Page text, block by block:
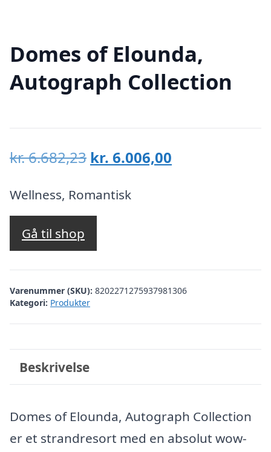
Domes of Elounda,
Autograph Collection
kr.6.682,23 Den
pris
var:
kr. 6.006,00
Wellness, Romantisk
Gå til shop
Varenummer (SKU): 8202271275937981306
Kategori: Produkter
Beskrivelse
Domes of Elounda, Autograph Collection
er et strandresort med en absolut wow-